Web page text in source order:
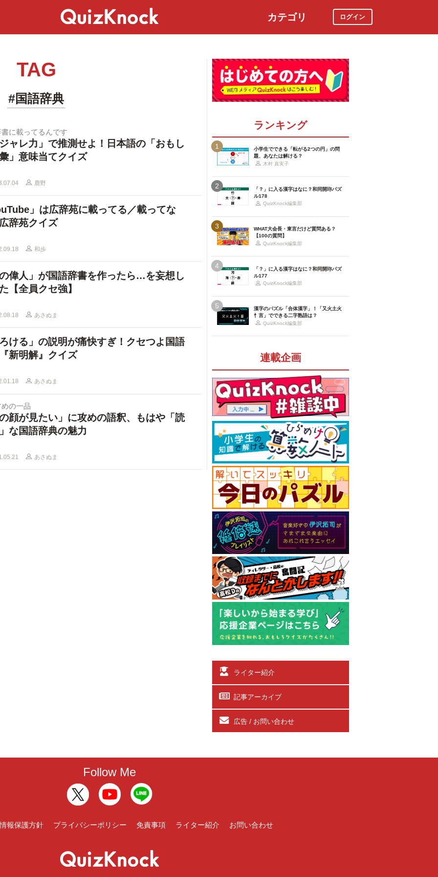
カテゴリ ログイン
TAG
#国語辞典
に載ってるんです
ャレ力」で推測せよ！日本語の「おもし
」意味当てクイズ
鹿野
」は広辞苑に載ってる／載ってな
辞苑クイズ
和歩
偉人」が国語辞書を作ったら…を妄想し
【全員クセ強】
あさぬま
ける」の説明が痛快すぎ！クセつよ国語
新明解』クイズ
あさぬま
の一品
顔が見たい」に攻めの語釈、もはや「読
な国語辞典の魅力
あさぬま
ランキング
1
小学生でできる「転がる2つの円」の問
題、あなたは解ける？
木村 真実子
2
「？」に入る漢字はなに？和同開珎パズ
ル178
QuizKnock編集部
3
WHAT大会長・東言だけど質問ある？
【100の質問】
QuizKnock編集部
4
「？」に入る漢字はなに？和同開珎パズ
ル177
QuizKnock編集部
5
漢字のパズル「合体漢字」！「又火土火
忄言」でできる二字熟語は？
QuizKnock編集部
連載企画
ライター紹介
記事アーカイブ
広告 / お問い合わせ
Follow Me
報保護方針 プライバシーポリシー 免責事項 ライター紹介 お問い合わせ